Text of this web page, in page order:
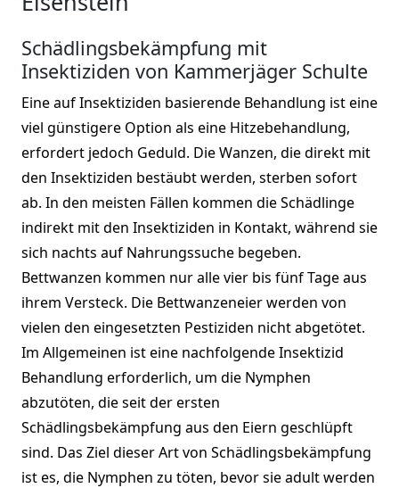
Schädlingsbekämpfung mit
Insektiziden von Kammerjäger Schulte
Eine auf Insektiziden basierende Behandlung ist eine
viel günstigere Option als eine Hitzebehandlung,
erfordert jedoch Geduld. Die Wanzen, die direkt mit
den Insektiziden bestäubt werden, sterben sofort
ab. In den meisten Fällen kommen die Schädlinge
indirekt mit den Insektiziden in Kontakt, während sie
sich nachts auf Nahrungssuche begeben.
Bettwanzen kommen nur alle vier bis fünf Tage aus
ihrem Versteck. Die Bettwanzeneier werden von
vielen den eingesetzten Pestiziden nicht abgetötet.
Im Allgemeinen ist eine nachfolgende Insektizid
Behandlung erforderlich, um die Nymphen
abzutöten, die seit der ersten
Schädlingsbekämpfung aus den Eiern geschlüpft
sind. Das Ziel dieser Art von Schädlingsbekämpfung
ist es, die Nymphen zu töten, bevor sie adult werden